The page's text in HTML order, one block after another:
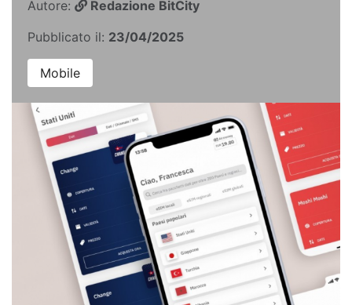
Autore:
Redazione BitCity
Pubblicato il: 23/04/2025
Mobile